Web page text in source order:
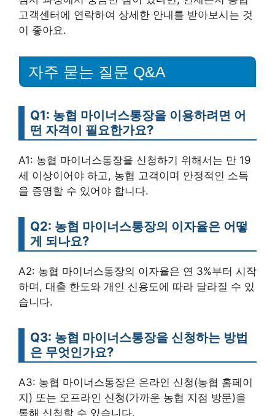
고객센터에 연락하여 상세한 안내를 받아보시는 것
이 좋아요.
자주 묻는 질문 Q&A
Q1: 농협 마이너스통장을 이용하려면 어
떤 자격이 필요한가요?
A1: 농협 마이너스통장을 신청하기 위해서는 만 19
세 이상이어야 하고, 농협 고객이며 안정적인 소득
을 증명할 수 있어야 합니다.
Q2: 농협 마이너스통장의 이자율은 어떻
게 되나요?
A2: 농협 마이너스통장의 이자율은 연 3%부터 시작
하며, 대출 한도와 개인 신용도에 따라 달라질 수 있
습니다.
Q3: 농협 마이너스통장을 신청하는 방법
은 무엇인가요?
A3: 농협 마이너스통장은 온라인 신청(농협 홈페이
지) 또는 오프라인 신청(가까운 농협 지점 방문)을
통해 신청할 수 있습니다.